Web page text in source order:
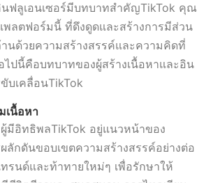
นฟลูเอนเซอร์มีบทบาทสำคัญTikTok คุณ
พลตฟอร์มนี้ ที่ดึงดูดและสร้างการมีส่วน
นด้วยความสร้างสรรค์และความคิดที่
ปนี้คือบทบาทของผู้สร้างเนื้อหาและอิน
บเคลื่อนTikTok
เนื้อหา
ผู้มีอิทธิพลTikTok อยู่แนวหน้าของ
กดันขอบเขตความสร้างสรรค์อย่างต่อ
ทรนด์และท้าทายใหม่ๆ เพื่อรักษาให้